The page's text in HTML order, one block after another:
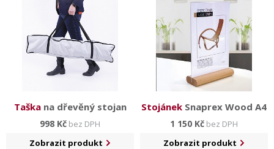
Taškana dřevěný stojan
998 Kč bez DPH
Zobrazit produkt
Stojánek Snaprex Wood A4
1 150 Kč bez DPH
Zobrazit produkt